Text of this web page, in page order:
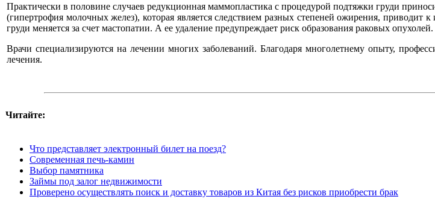
Практически в половине случаев редукционная маммопластика с процедурой подтяжки груди
(гипертрофия молочных желез), которая является следствием разных степеней ожирения,
груди меняется за счет мастопатии. А ее удаление предупреждает риск образования раковых опухолей.
Врачи специализируются на лечении многих заболеваний. Благодаря многолетнему опыту,
лечения.
Читайте:
Что представляет электронный билет на поезд?
Современная печь-камин
Выбор памятника
Займы под залог недвижимости
Проверено осуществлять поиск и доставку товаров из Китая без рисков приобрести брак